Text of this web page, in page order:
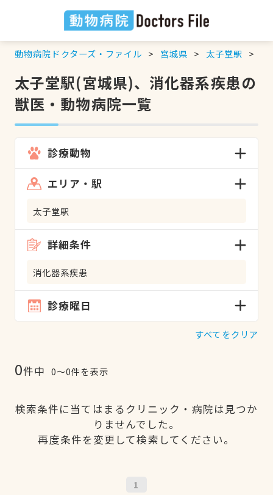
動物病院ドクターズ・ファイル 宮城県 太子堂駅
太子堂駅(宮城県)、消化器系疾患の
獣医・動物病院一覧
診療動物
エリア・駅
太子堂駅
詳細条件
消化器系疾患
診療曜日
すべてをクリア
0件中 0〜0件を表示
検索条件に当てはまるクリニック・病院は見つか
りませんでした。
再度条件を変更して検索してください。
1